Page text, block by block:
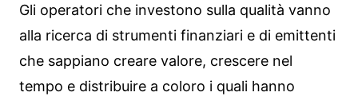
Gli operatori che investono sulla qualità vanno
alla ricerca di strumenti finanziari e di emittenti
che sappiano creare valore, crescere nel
tempo e distribuire a coloro i quali hanno